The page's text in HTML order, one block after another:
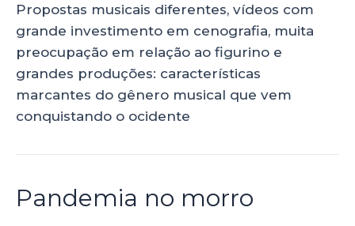
Propostas musicais diferentes, vídeos com
grande investimento em cenografia, muita
preocupação em relação ao figurino e
grandes produções: características
marcantes do gênero musical que vem
conquistando o ocidente
Pandemia no morro